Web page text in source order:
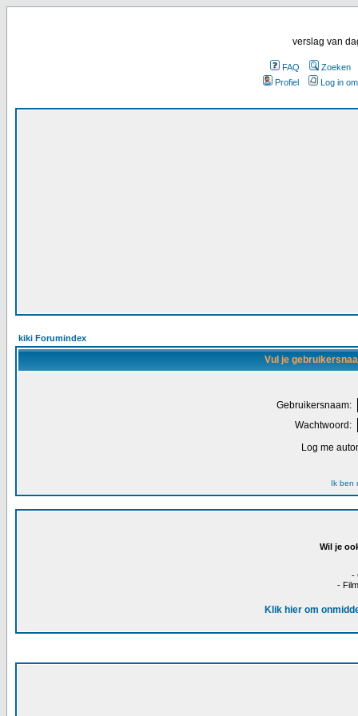
verslag van
FAQ
Zoeken
Profiel
Log in
kiki Forumindex
Vul je
Gebruikersnaam:
Wachtwoord:
Log me
Ik ben
Wil je
-
-
Klik hier om